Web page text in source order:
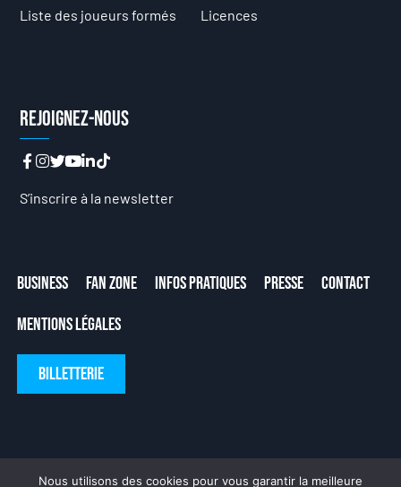
Liste des joueurs formés Licences
Rejoignez-nous
S’inscrire à la newsletter
Business Fan Zone Infos Pratiques Presse
Contact
Mentions Légales
Billetterie
Nous utilisons des cookies pour vous garantir la meilleure